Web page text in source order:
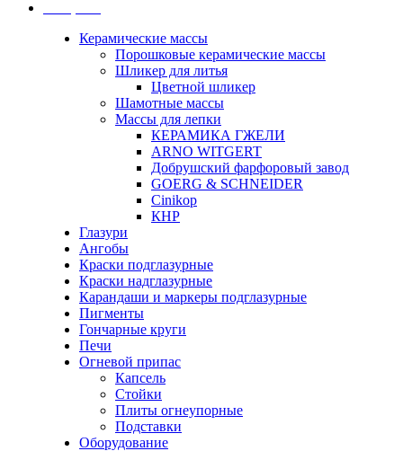
Керамические массы
Порошковые керамические массы
Шликер для литья
Цветной шликер
Шамотные массы
Массы для лепки
КЕРАМИКА ГЖЕЛИ
ARNO WITGERT
Добрушский фарфоровый завод
GOERG & SCHNEIDER
Cinikop
КНР
Глазури
Ангобы
Краски подглазурные
Краски надглазурные
Карандаши и маркеры подглазурные
Пигменты
Гончарные круги
Печи
Огневой припас
Капсель
Стойки
Плиты огнеупорные
Подставки
Оборудование